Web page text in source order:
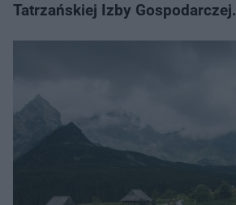
Tatrzańskiej Izby Gospodarczej.